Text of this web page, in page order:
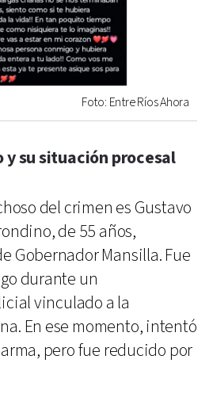
Foto: Entre Ríos Ahora
y su situación procesal
del crimen es Gustavo
de 55 años,
Gobernador Mansilla. Fue
durante un
vinculado a la
En ese momento, intentó
pero fue reducido por